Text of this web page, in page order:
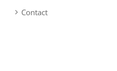
Contact